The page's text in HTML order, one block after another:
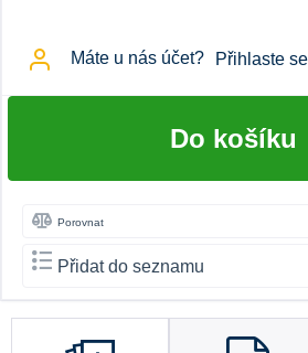
Máte u nás účet? Přihlaste
Do košíku
Porovnat
Přidat do seznamu